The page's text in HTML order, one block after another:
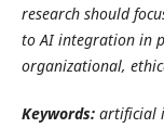
research should
to AI integration in
organizational,
Keywords:artificial